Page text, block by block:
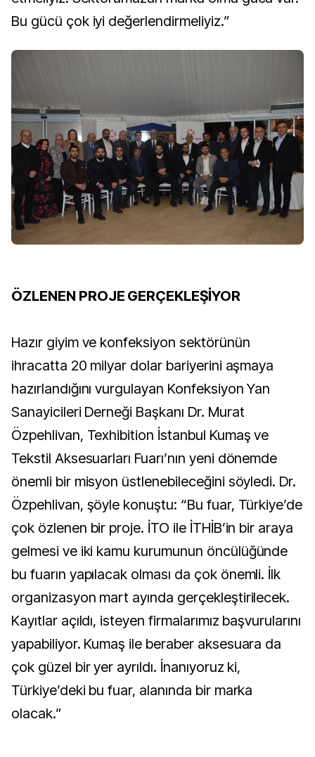
Bu gücü çok iyi değerlendirmeliyiz.”
ÖZLENEN PROJE GERÇEKLEŞİYOR
Hazır giyim ve konfeksiyon sektörünün
ihracatta 20 milyar dolar bariyerini aşmaya
hazırlandığını vurgulayan Konfeksiyon Yan
Sanayicileri Derneği Başkanı Dr. Murat
Özpehlivan, Texhibition İstanbul Kumaş ve
Tekstil Aksesuarları Fuarı’nın yeni dönemde
önemli bir misyon üstlenebileceğini söyledi. Dr.
Özpehlivan, şöyle konuştu: “Bu fuar, Türkiye’de
çok özlenen bir proje. İTO ile İTHİB’in bir araya
gelmesi ve iki kamu kurumunun öncülüğünde
bu fuarın yapılacak olması da çok önemli. İlk
organizasyon mart ayında gerçekleştirilecek.
Kayıtlar açıldı, isteyen firmalarımız başvurularını
yapabiliyor. Kumaş ile beraber aksesuara da
çok güzel bir yer ayrıldı. İnanıyoruz ki,
Türkiye’deki bu fuar, alanında bir marka
olacak.”